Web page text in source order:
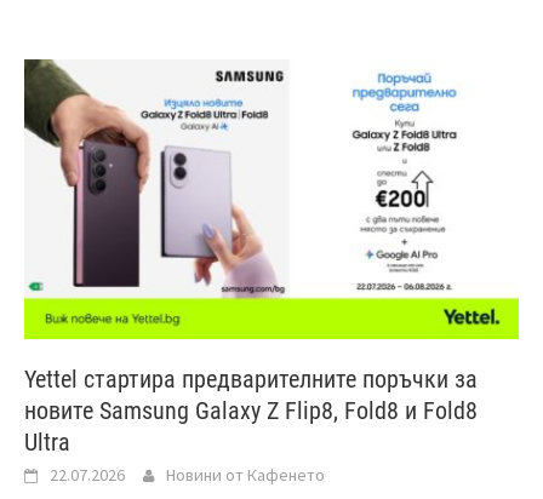
Yettel стартира предварителните поръчки за
новите Samsung Galaxy Z Flip8, Fold8 и Fold8
Ultra
22.07.2026 Новини от Кафенето